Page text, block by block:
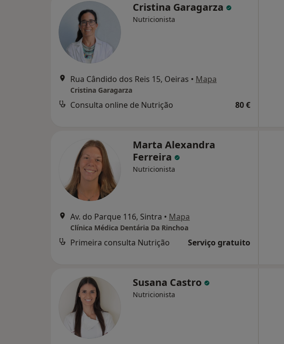
Cristina Garagarza
Nutricionista
Rua Cândido dos Reis 15, Oeiras • Mapa
Cristina Garagarza
Consulta online de Nutrição 80 €
Marta Alexandra
Ferreira
Nutricionista
Av. do Parque 116, Sintra • Mapa
Clínica Médica Dentária Da Rinchoa
Primeira consulta Nutrição Serviço gratuito
Susana Castro
Nutricionista